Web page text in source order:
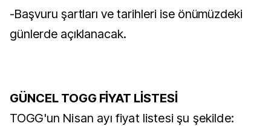
-Başvuru şartları ve tarihleri ise önümüzdeki
günlerde açıklanacak.
GÜNCEL TOGG FİYAT LİSTESİ
TOGG'un Nisan ayı fiyat listesi şu şekilde: